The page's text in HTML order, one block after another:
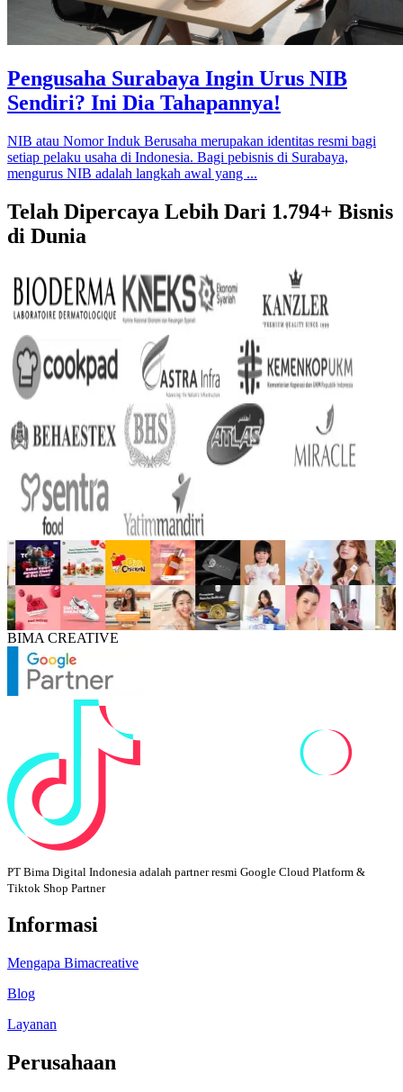
Pengusaha Surabaya Ingin Urus NIB
Sendiri? Ini Dia Tahapannya!
NIB atau Nomor Induk Berusaha merupakan identitas resmi bagi
setiap pelaku usaha di Indonesia. Bagi pebisnis di Surabaya,
mengurus NIB adalah langkah awal yang ...
Telah Dipercaya Lebih Dari 1.794+ Bisnis
di Dunia
BIMA CREATIVE
PT Bima Digital Indonesia adalah partner resmi Google Cloud Platform &
Tiktok Shop Partner
Informasi
Mengapa Bimacreative
Blog
Layanan
Perusahaan